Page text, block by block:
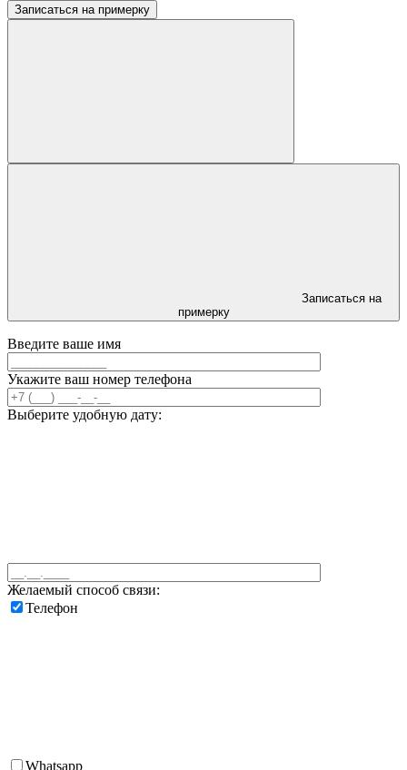
Записаться на примерку
Записаться на
примерку
Введите ваше имя
Укажите ваш номер телефона
Выберите удобную дату:
Желаемый способ связи:
Телефон
Whatsapp